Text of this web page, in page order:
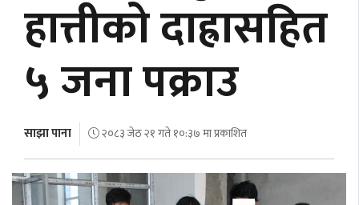
अर्थ
अन्तरवार्ता
बहस
हात्तीको दाह्रासहित
५ जना पक्राउ
साझा पाना २०८३ जेठ २१ गते १०:३७ मा प्रकाशित